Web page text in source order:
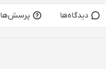
دیدگاه‌ها پرسش‌ها